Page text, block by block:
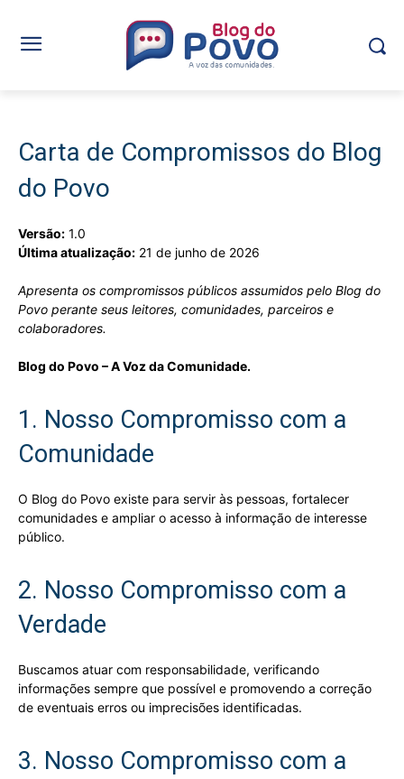
Carta de Compromissos do Blog
do Povo
Versão: 1.0
Última atualização: 21 de junho de 2026
Apresenta os compromissos públicos assumidos pelo Blog do
Povo perante seus leitores, comunidades, parceiros e
colaboradores.
Blog do Povo – A Voz da Comunidade.
1. Nosso Compromisso com a
Comunidade
O Blog do Povo existe para servir às pessoas, fortalecer
comunidades e ampliar o acesso à informação de interesse
público.
2. Nosso Compromisso com a
Verdade
Buscamos atuar com responsabilidade, verificando
informações sempre que possível e promovendo a correção
de eventuais erros ou imprecisões identificadas.
3. Nosso Compromisso com a